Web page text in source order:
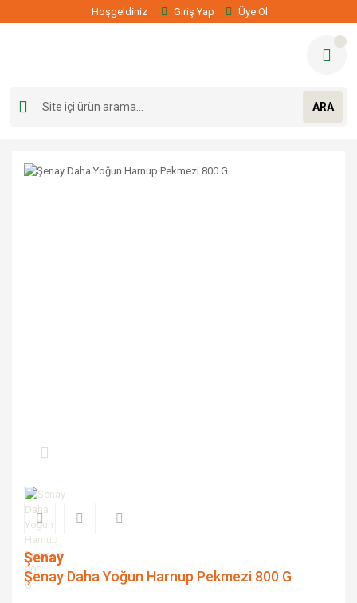
Hoşgeldiniz Giriş Yap Üye Ol
ARA
Şenay
Şenay Daha Yoğun Harnup Pekmezi 800 G